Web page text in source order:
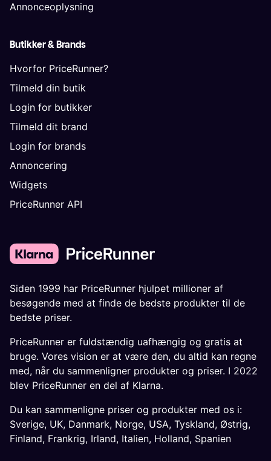
Annonceoplysning
Butikker & Brands
Hvorfor PriceRunner?
Tilmeld din butik
Login for butikker
Tilmeld dit brand
Login for brands
Annoncering
Widgets
PriceRunner API
Siden 1999 har PriceRunner hjulpet millioner af
besøgende med at finde de bedste produkter til de
bedste priser.
PriceRunner er fuldstændig uafhængig og gratis at
bruge. Vores vision er at være den, du altid kan regne
med, når du sammenligner produkter og priser. I 2022
blev PriceRunner en del af Klarna.
Du kan sammenligne priser og produkter med os i:
Sverige, UK, Danmark, Norge, USA, Tyskland, Østrig,
Finland, Frankrig, Irland, Italien, Holland, Spanien